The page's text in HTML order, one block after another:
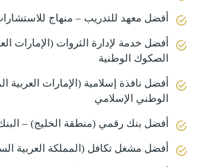
أفضل معهد للتدريب – منهاج
أفضل خدمة لإدارة الثروات (الإمارات
الصكوك الوطنية
أفضل نافذة إسلامية (الإمارات العربية
الوطني الإسلامي
أفضل بنك رقمي (منطقة الخليج) –
أفضل مشغل تكافل (المملكة العربية